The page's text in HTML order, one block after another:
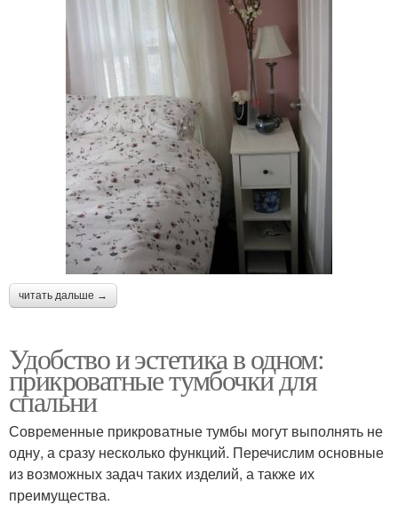
читать дальше →
Удобство и эстетика в одном:
прикроватные тумбочки для
спальни
Современные прикроватные тумбы могут выполнять не
одну, а сразу несколько функций. Перечислим основные
из возможных задач таких изделий, а также их
преимущества.